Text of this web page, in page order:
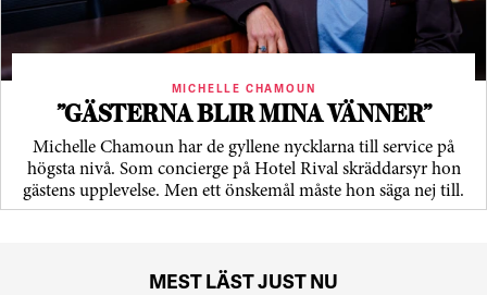
MICHELLE CHAMOUN
”GÄSTERNA BLIR MINA VÄNNER”
Michelle Chamoun har de gyllene nycklarna till service på
högsta nivå. Som concierge på Hotel Rival skräddarsyr hon
gästens upp­levelse. Men ett önskemål måste hon säga nej till.
MEST LÄST JUST NU